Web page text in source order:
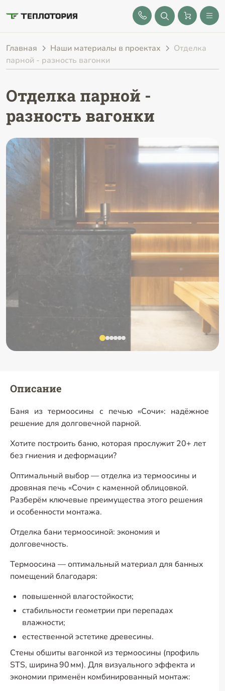
8 (843) 212-25-32
Главная Наши материалы в проектах
Отделка
парной - разность вагонки
Отделка парной -
разность вагонки
Описание
Баня из термоосины с печью «Сочи»: надёжное
решение для долговечной парной.
Хотите построить баню, которая прослужит 20+ лет
без гниения и деформации?
Оптимальный выбор — отделка из термоосины и
дровяная печь «Сочи» с каменной облицовкой.
Разберём ключевые преимущества этого решения
и особенности монтажа.
Отделка бани термоосиной: экономия и
долговечность.
Термоосина — оптимальный материал для банных
помещений благодаря:
повышенной влагостойкости;
стабильности геометрии при перепадах
влажности;
естественной эстетике древесины.
Стены обшиты вагонкой из термоосины (профиль
STS, ширина 90 мм). Для визуального эффекта и
экономии применён комбинированный монтаж: